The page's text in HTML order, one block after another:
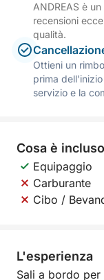
ANDREAS è
recensioni
qualità.
Ottieni un
prima
servizio e la
Cosa è incluso
Equipaggio
Carburante
Cibo /
L'esperienza
Sali a bordo